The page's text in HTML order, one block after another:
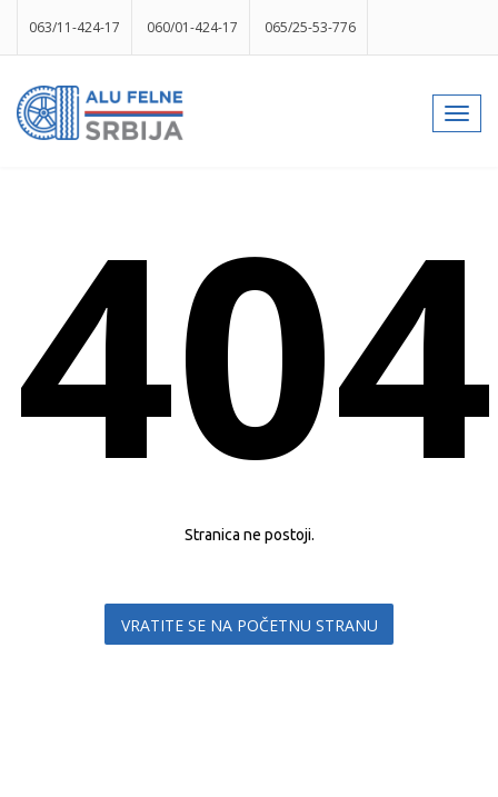
063/11-424-17 060/01-424-17 065/25-53-776
info@gumesrbija.rs
404
Stranica ne postoji.
VRATITE SE NA POČETNU STRANU